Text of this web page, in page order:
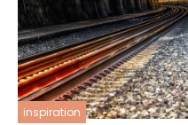
inspiration